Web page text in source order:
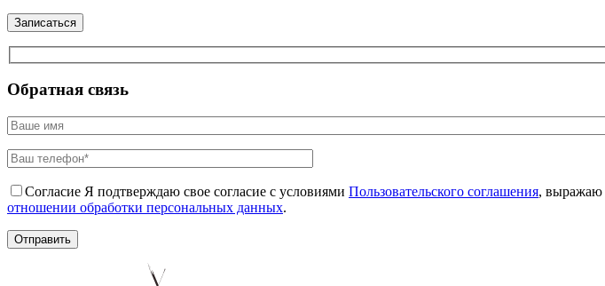
Обратная связь
Согласие Я подтверждаю свое согласие с условиями Пользовательского соглашения, выражаю
отношении обработки персональных данных.